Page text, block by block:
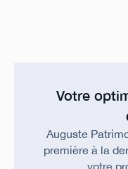
Votre
Auguste
première à la
votre